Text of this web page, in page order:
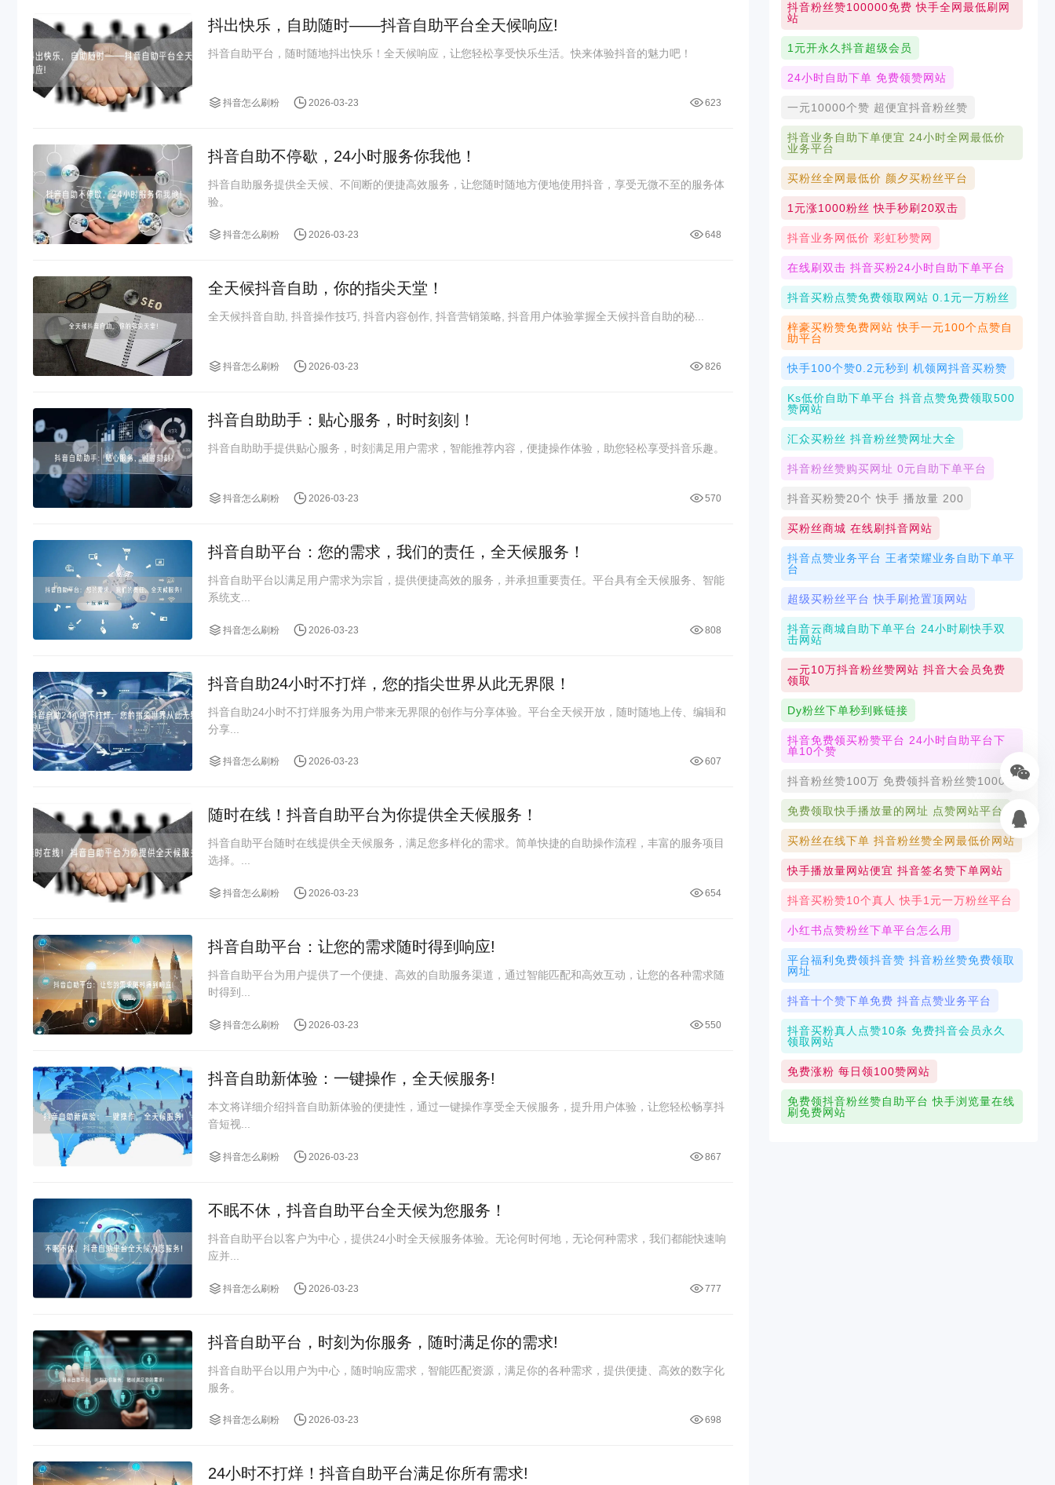
抖出快乐，自助随时——抖音自助平台全天候响应!
抖音自助平台，随时随地抖出快乐！全天候响应，让您轻松享受快乐生活。快来体验抖音的魅力吧！
抖音怎么刷粉 2026-03-23 623
抖音自助不停歇，24小时服务你我他！
抖音自助服务提供全天候、不间断的便捷高效服务，让您随时随地方便地使用抖音，享受无微不至的服务体
验。
抖音怎么刷粉 2026-03-23 648
全天候抖音自助，你的指尖天堂！
全天候抖音自助, 抖音操作技巧, 抖音内容创作, 抖音营销策略, 抖音用户体验掌握全天候抖音自助的秘...
抖音怎么刷粉 2026-03-23 826
抖音自助助手：贴心服务，时时刻刻！
抖音自助助手提供贴心服务，时刻满足用户需求，智能推荐内容，便捷操作体验，助您轻松享受抖音乐趣。
抖音怎么刷粉 2026-03-23 570
抖音自助平台：您的需求，我们的责任，全天候服务！
抖音自助平台以满足用户需求为宗旨，提供便捷高效的服务，并承担重要责任。平台具有全天候服务、智能
系统支...
抖音怎么刷粉 2026-03-23 808
抖音自助24小时不打烊，您的指尖世界从此无界限！
抖音自助24小时不打烊服务为用户带来无界限的创作与分享体验。平台全天候开放，随时随地上传、编辑和
分享...
抖音怎么刷粉 2026-03-23 607
随时在线！抖音自助平台为你提供全天候服务！
抖音自助平台随时在线提供全天候服务，满足您多样化的需求。简单快捷的自助操作流程，丰富的服务项目
选择。...
抖音怎么刷粉 2026-03-23 654
抖音自助平台：让您的需求随时得到响应!
抖音自助平台为用户提供了一个便捷、高效的自助服务渠道，通过智能匹配和高效互动，让您的各种需求随
时得到...
抖音怎么刷粉 2026-03-23 550
抖音自助新体验：一键操作，全天候服务!
本文将详细介绍抖音自助新体验的便捷性，通过一键操作享受全天候服务，提升用户体验，让您轻松畅享抖
音短视...
抖音怎么刷粉 2026-03-23 867
不眠不休，抖音自助平台全天候为您服务！
抖音自助平台以客户为中心，提供24小时全天候服务体验。无论何时何地，无论何种需求，我们都能快速响
应并...
抖音怎么刷粉 2026-03-23 777
抖音自助平台，时刻为你服务，随时满足你的需求!
抖音自助平台以用户为中心，随时响应需求，智能匹配资源，满足你的各种需求，提供便捷、高效的数字化
服务。
抖音怎么刷粉 2026-03-23 698
24小时不打烊！抖音自助平台满足你所有需求!
抖音粉丝赞100000免费 快手全网最低刷网
站
1元开永久抖音超级会员
24小时自助下单 免费领赞网站
一元10000个赞 超便宜抖音粉丝赞
抖音业务自助下单便宜 24小时全网最低价
业务平台
买粉丝全网最低价 颜夕买粉丝平台
1元涨1000粉丝 快手秒刷20双击
抖音业务网低价 彩虹秒赞网
在线刷双击 抖音买粉24小时自助下单平台
抖音买粉点赞免费领取网站 0.1元一万粉丝
梓豪买粉赞免费网站 快手一元100个点赞自
助平台
快手100个赞0.2元秒到 机领网抖音买粉赞
Ks低价自助下单平台 抖音点赞免费领取500
赞网站
汇众买粉丝 抖音粉丝赞网址大全
抖音粉丝赞购买网址 0元自助下单平台
抖音买粉赞20个 快手 播放量 200
买粉丝商城 在线刷抖音网站
抖音点赞业务平台 王者荣耀业务自助下单平
台
超级买粉丝平台 快手刷抢置顶网站
抖音云商城自助下单平台 24小时刷快手双
击网站
一元10万抖音粉丝赞网站 抖音大会员免费
领取
Dy粉丝下单秒到账链接
抖音免费领买粉赞平台 24小时自助平台下
单10个赞
抖音粉丝赞100万 免费领抖音粉丝赞1000
免费领取快手播放量的网址 点赞网站平台
买粉丝在线下单 抖音粉丝赞全网最低价网站
快手播放量网站便宜 抖音签名赞下单网站
抖音买粉赞10个真人 快手1元一万粉丝平台
小红书点赞粉丝下单平台怎么用
平台福利免费领抖音赞 抖音粉丝赞免费领取
网址
抖音十个赞下单免费 抖音点赞业务平台
抖音买粉真人点赞10条 免费抖音会员永久
领取网站
免费涨粉 每日领100赞网站
免费领抖音粉丝赞自助平台 快手浏览量在线
刷免费网站